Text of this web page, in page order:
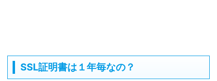
SSL証明書は１年毎なの？